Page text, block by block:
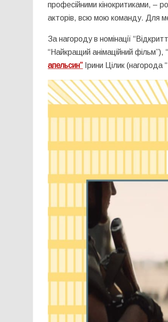
професійними кінокритиками, –
акторів, всю мою команду. Для
За нагороду в номінації
“Найкращий анімаційний
апельсин” Ірини Цілик